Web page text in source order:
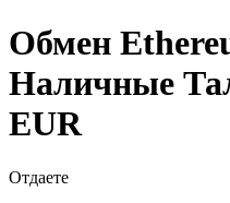
Обмен
Наличные
EUR
Отдаете